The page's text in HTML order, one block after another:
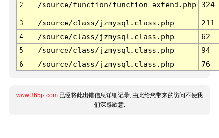
2 /source/function/function_extend.php 324
3 /source/class/jzmysql.class.php
211
4
/source/class/jzmysql.class.php
62
5
/source/class/jzmysql.class.php
94
6
/source/class/jzmysql.class.php 76
www.365jz.com 已经将此出错信息详细记录, 由此给您带来的访问不便我
们深感歉意.